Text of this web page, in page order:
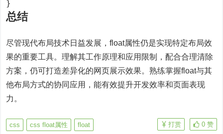
}
总结
尽管现代布局技术日益发展，float属性仍是实现特定布局效
果的重要工具。理解其工作原理和应用限制，配合合理清除
方案，仍可打造差异化的网页展示效果。熟练掌握float与其
他布局方式的协同应用，能有效提升开发效率和页面表现
力。
css css float属性 float 0 赞
打赏